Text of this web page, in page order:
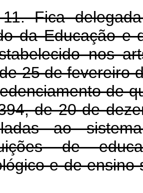
Fica
da Educação e
nos
25 de fevereiro
de
de 20 de
ao
de
e de ensino